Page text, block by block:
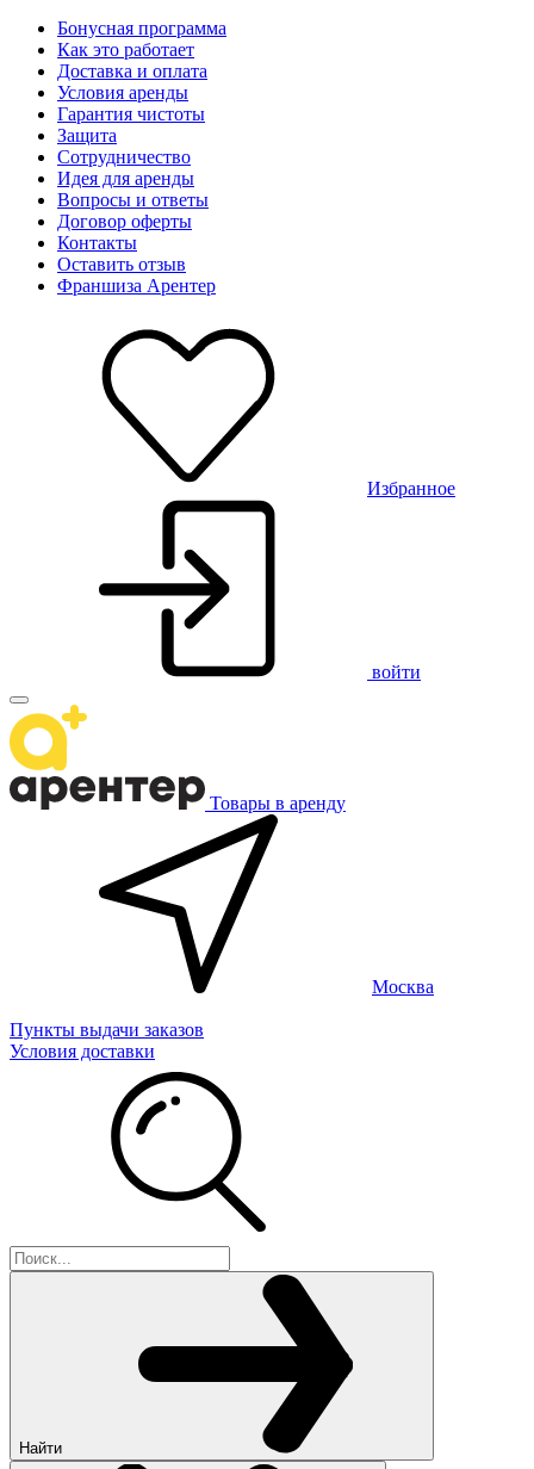
Бонусная программа
Как это работает
Доставка и оплата
Условия аренды
Гарантия чистоты
Защита
Сотрудничество
Идея для аренды
Вопросы и ответы
Договор оферты
Контакты
Оставить отзыв
Франшиза Арентер
Избранное
войти
Товары в аренду
Москва
Пункты выдачи заказов
Условия доставки
Найти